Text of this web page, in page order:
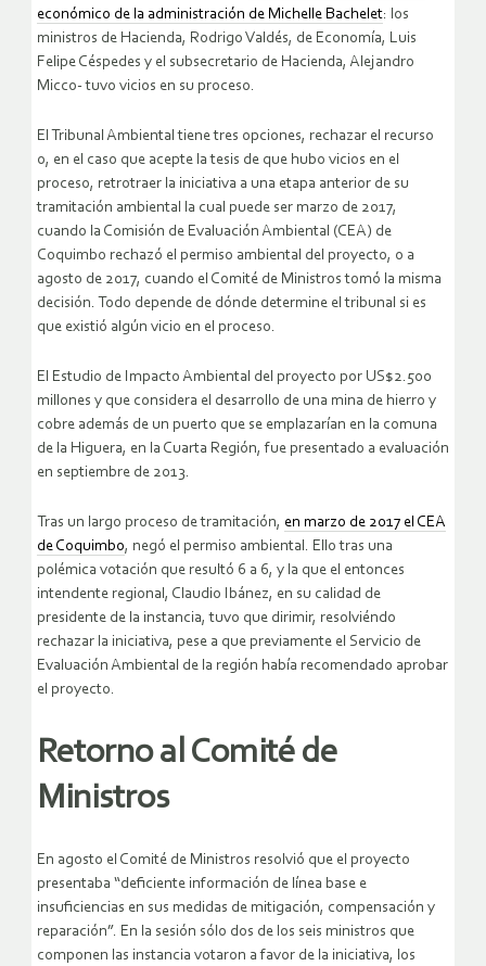
económico de la administración de Michelle Bachelet: los
ministros de Hacienda, Rodrigo Valdés, de Economía, Luis
Felipe Céspedes y el subsecretario de Hacienda, Alejandro
Micco- tuvo vicios en su proceso.
El Tribunal Ambiental tiene tres opciones, rechazar el recurso
o, en el caso que acepte la tesis de que hubo vicios en el
proceso, retrotraer la iniciativa a una etapa anterior de su
tramitación ambiental la cual puede ser marzo de 2017,
cuando la Comisión de Evaluación Ambiental (CEA) de
Coquimbo rechazó el permiso ambiental del proyecto, o a
agosto de 2017, cuando el Comité de Ministros tomó la misma
decisión. Todo depende de dónde determine el tribunal si es
que existió algún vicio en el proceso.
El Estudio de Impacto Ambiental del proyecto por US$2.500
millones y que considera el desarrollo de una mina de hierro y
cobre además de un puerto que se emplazarían en la comuna
de la Higuera, en la Cuarta Región, fue presentado a evaluación
en septiembre de 2013.
Tras un largo proceso de tramitación, en marzo de 2017 el CEA
de Coquimbo, negó el permiso ambiental. Ello tras una
polémica votación que resultó 6 a 6, y la que el entonces
intendente regional, Claudio Ibánez, en su calidad de
presidente de la instancia, tuvo que dirimir, resolviéndo
rechazar la iniciativa, pese a que previamente el Servicio de
Evaluación Ambiental de la región había recomendado aprobar
el proyecto.
Retorno al Comité de
Ministros
En agosto el Comité de Ministros resolvió que el proyecto
presentaba “deficiente información de línea base e
insuficiencias en sus medidas de mitigación, compensación y
reparación”. En la sesión sólo dos de los seis ministros que
componen las instancia votaron a favor de la iniciativa, los